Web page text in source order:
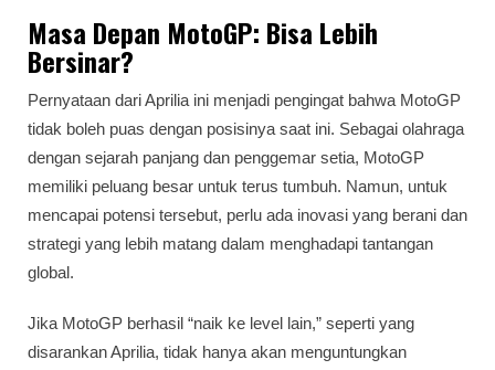
Masa Depan MotoGP: Bisa Lebih
Bersinar?
Pernyataan dari Aprilia ini menjadi pengingat bahwa MotoGP
tidak boleh puas dengan posisinya saat ini. Sebagai olahraga
dengan sejarah panjang dan penggemar setia, MotoGP
memiliki peluang besar untuk terus tumbuh. Namun, untuk
mencapai potensi tersebut, perlu ada inovasi yang berani dan
strategi yang lebih matang dalam menghadapi tantangan
global.
Jika MotoGP berhasil “naik ke level lain,” seperti yang
disarankan Aprilia, tidak hanya akan menguntungkan